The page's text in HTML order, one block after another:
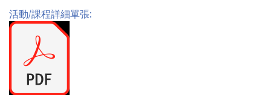
活動/課程詳細單張: